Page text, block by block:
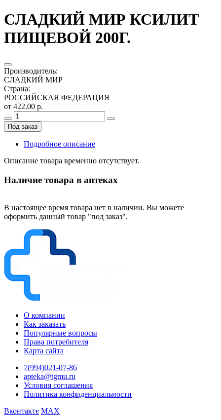
СЛАДКИЙ МИР КСИЛИТ
ПИЩЕВОЙ 200Г.
Производитель:
СЛАДКИЙ МИР
Страна:
РОССИЙСКАЯ ФЕДЕРАЦИЯ
от 422.00 р.
Под заказ
Подробное описание
Описание товара временно отсутствует.
Наличие товара в аптеках
В настоящее время товара нет в наличии. Вы можете
оформить данный товар "под заказ".
О компании
Как заказать
Популярные вопросы
Права потребителя
Карта сайта
7(994)021-07-86
apteka@tgmu.ru
Условия соглашения
Политика конфиденциальности
Вконтакте MAX